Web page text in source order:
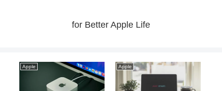
for Better Apple Life
Apple Apple